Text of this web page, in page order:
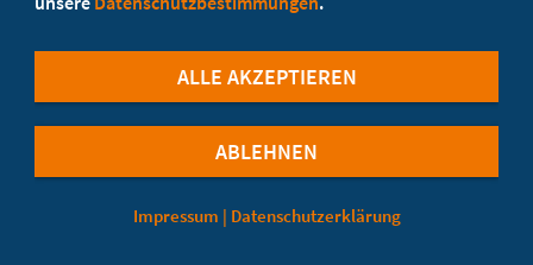
Cookie-Einstellungen Kontaktformular
ABLEHNEN
ALLE AKZEPTIEREN
Impressum | Datenschutzerklärung